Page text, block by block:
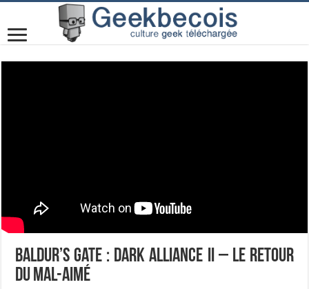
Baldur’s Gate : Dark Alliance II – Le retour
du mal-aimé